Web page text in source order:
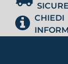
SICURE
CHIEDI